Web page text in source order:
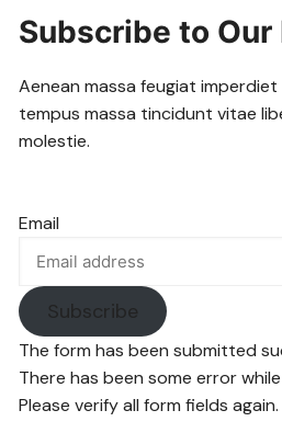
Subscribe to
Aenean massa feugiat
tempus massa tincidunt vitae
molestie.
Email
Subscribe
The form has been submitted
There has been some error
Please verify all form fields again.